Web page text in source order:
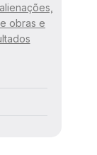
obras e